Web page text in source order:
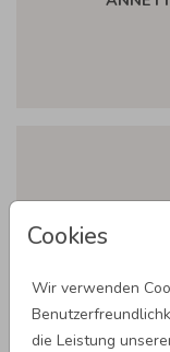
Cookies
Wir verwenden
die Leistung
Du bist
wie die
der sich
den